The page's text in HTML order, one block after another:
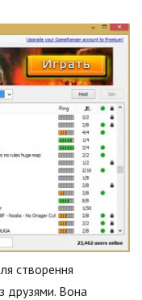
створення
друзями. Вона